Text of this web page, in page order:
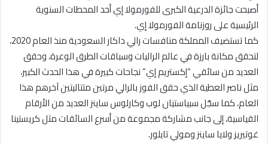
أصبحت جائزة الدرعية الكبرى للفورمولا إي أحد المحطات السنوية
الرئيسية على روزنامة الفورمولا إي.
كما تستضيف المملكة منافسات رالي داكار السعودية منذ العام 2020،
لتحقق مكانة بارزة في عالم الراليات وسباقات الطرق الوعرة، وحقق
العديد من سائقي “إكستريم إي” نجاحات كبيرة في هذا الحدث الكبير،
مثل ناصر العطية الذي حقق الفوز بالرالي مرتين متتاليتين آخرهم هذا
العام، كما سجّل سبياستيان لوب وكارلوس ساينز العديد من الأرقام
القياسية، إلى جانب مشاركة مجموعة من أسرع السائقات مثل كريستينا
غوتيريز ولايا ساينز ومولي تايلور.